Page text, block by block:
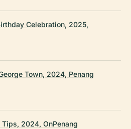
Celebration, 2025,
Town, 2024, Penang
2024, OnPenang